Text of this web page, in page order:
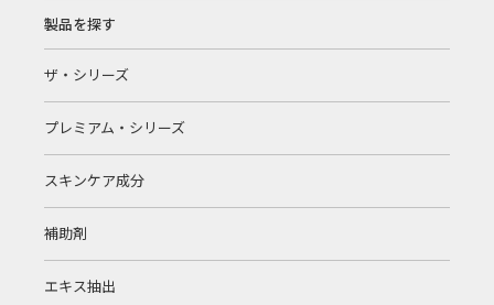
製品を探す
ザ・シリーズ
プレミアム・シリーズ
スキンケア成分
補助剤
エキス抽出